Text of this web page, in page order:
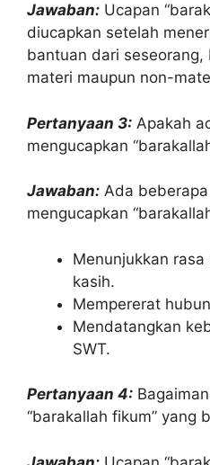
Jawaban: Ucapan
diucapkan setelah
bantuan dari
materi maupun non-
Pertanyaan 3: Apakah
mengucapkan
Jawaban: Ada
mengucapkan
Menunjukkan
kasih.
Mempererat
Mendatangkan
SWT.
Pertanyaan 4:
“barakallah fikum” yang